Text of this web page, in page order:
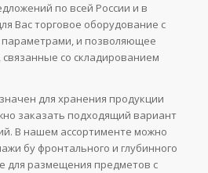
по всей России и в
Вас торговое оборудование с
и позволяющее
со складированием
для хранения продукции
заказать подходящий вариант
В нашем ассортименте можно
бу фронтального и глубинного
для размещения предметов с